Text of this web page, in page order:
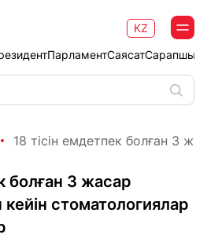
ПарламентСаясат
KZ
18 тісін емдетпек болған 3
болған 3 жасар
стоматологиялар